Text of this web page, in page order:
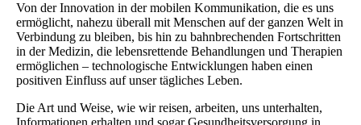
Von der Innovation in der mobilen Kommunikation, die es uns
ermöglicht, nahezu überall mit Menschen auf der ganzen Welt in
Verbindung zu bleiben, bis hin zu bahnbrechenden Fortschritten
in der Medizin, die lebensrettende Behandlungen und Therapien
ermöglichen – technologische Entwicklungen haben einen
positiven Einfluss auf unser tägliches Leben.
Die Art und Weise, wie wir reisen, arbeiten, uns unterhalten,